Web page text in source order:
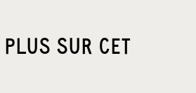
SUR CET